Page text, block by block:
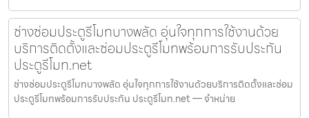
ช่างซ่อมประตูรีโมทบางพลัด อุ่นใจทุกการใช้งานด้วย
บริการติดตั้งและซ่อมประตูรีโมทพร้อมการรับประกัน
ประตูรีโมท.net
ช่างซ่อมประตูรีโมทบางพลัด อุ่นใจทุกการใช้งานด้วยบริการติดตั้งและซ่อม
ประตูรีโมทพร้อมการรับประกัน ประตูรีโมท.net — จำหน่าย